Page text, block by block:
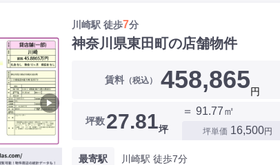
▶
川崎駅 徒歩7分
神奈川県東田町の店舗物件
賃料（税込） 458,865円
坪数27.81坪
＝ 91.77㎡
坪単価 16,500円
最寄駅 川崎駅 徒歩7分